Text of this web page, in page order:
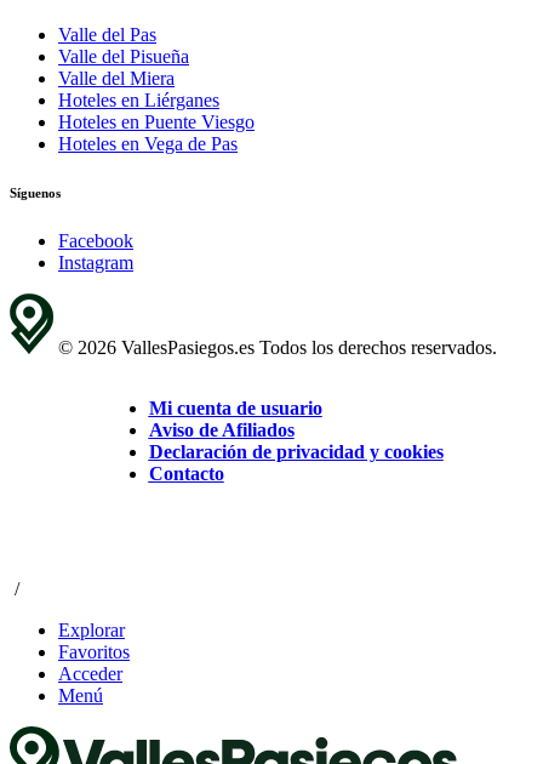
Valle del Pas
Valle del Pisueña
Valle del Miera
Hoteles en Liérganes
Hoteles en Puente Viesgo
Hoteles en Vega de Pas
Síguenos
Facebook
Instagram
© 2026 VallesPasiegos.es Todos los derechos reservados.
Mi cuenta de usuario
Aviso de Afiliados
Declaración de privacidad y cookies
Contacto
/
Explorar
Favoritos
Acceder
Menú